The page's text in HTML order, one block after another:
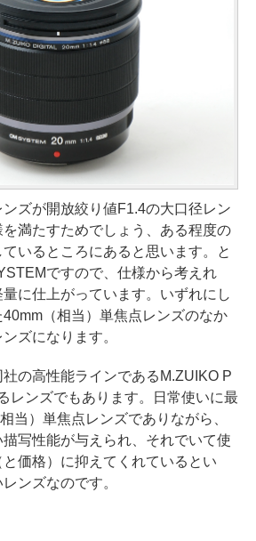
ズが開放絞り値F1.4の大口径レン
満たすためでしょう、ある程度の
いるところにあると思います。と
ですので、仕様から考えれ
に仕上がっています。いずれにし
（相当）単焦点レンズのなか
ズになります。
の高性能ラインであるM.ZUIKO P
レンズでもあります。日常使いに最
当）単焦点レンズでありながら、
写性能が与えられ、それでいて使
価格）に抑えてくれているとい
ンズなのです。